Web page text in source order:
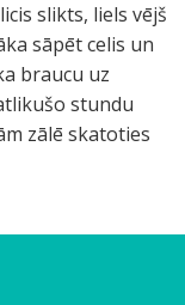
slikts, liels vējš
sāpēt celis un
braucu uz
stundu
zālē skatoties